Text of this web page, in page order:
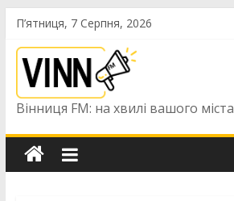
Skip
content
П’ятниця, 7 Серпня, 2026
Вінниця FM: на хвилі вашого міста